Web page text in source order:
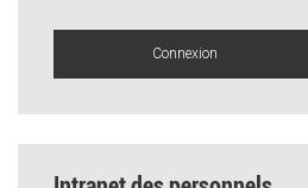
Connexion